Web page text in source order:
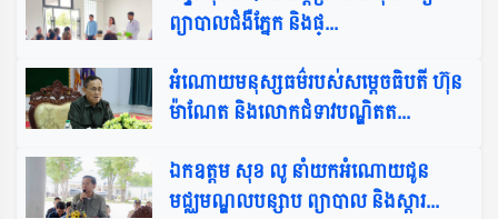
ព្យាបាលជំងឺភ្នែក និងផ្...
អំណោយមនុស្សធម៌របស់សម្ដេចធិបតី ហ៊ុន
ម៉ាណែត និងលោកជំទាវបណ្ឌិតត...
ឯកឧត្តម សុខ លូ នាំយកអំណោយជូន
មជ្ឈមណ្ឌលបន្សាប ព្យាបាល និងស្តារ...